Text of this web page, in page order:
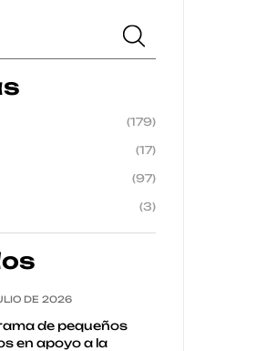
(179)
(17)
(97)
(3)
DE 2026
de pequeños
en apoyo a la